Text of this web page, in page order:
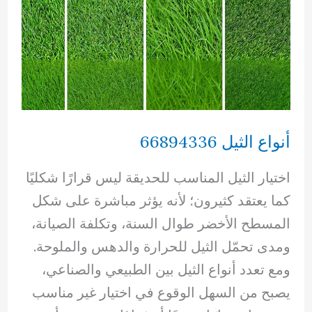
أنواع الثيل 66894336
اختيار الثيل المناسب للحديقة ليس قرارًا شكليًا
كما يعتقد كثيرون؛ لأنه يؤثر مباشرة على شكل
المسطح الأخضر طوال السنة، وتكلفة الصيانة،
ومدى تحمّل الثيل للحرارة والدهس والملوحة.
ومع تعدد أنواع الثيل بين الطبيعي والصناعي،
يصبح من السهل الوقوع في اختيار غير مناسب